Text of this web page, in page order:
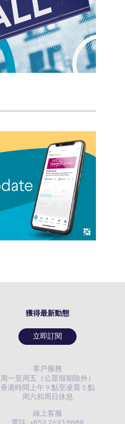
獲得最新動態
立即訂閱
客戶服務
周一至周五（公眾假期除外）
香港時間上午 9 點至凌晨 5 點
周六和周日休息
線上客服
電話 : +852 2693 8888